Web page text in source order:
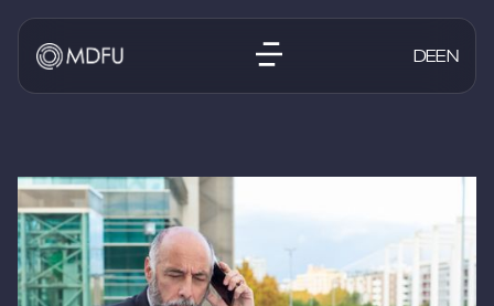
DEEN